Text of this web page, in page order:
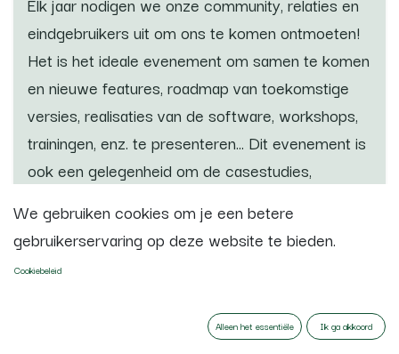
eindgebruikers uit om ons te komen ontmoeten!
Het is het ideale evenement om samen te komen
en nieuwe features, roadmap van toekomstige
versies, realisaties van de software, workshops,
trainingen, enz. te presenteren... Dit evenement is
ook een gelegenheid om de casestudies,
onder de aandacht te brengen. Wees erbij en
bekijk direct vanuit de bron de functies van de
nieuwe versie!
We gebruiken cookies om je een betere
gebruikerservaring op deze website te bieden.
Cookiebeleid
Alleen het essentiële Ik ga akkoord